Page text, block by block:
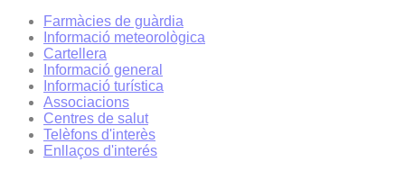
Farmàcies de guàrdia
Informació meteorològica
Cartellera
Informació general
Informació turística
Associacions
Centres de salut
Telèfons d'interès
Enllaços d'interés